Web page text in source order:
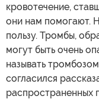
кровотечение,
они нам помогают.
пользу. Тромбы,
могут быть очень
называть
согласился
распространенных